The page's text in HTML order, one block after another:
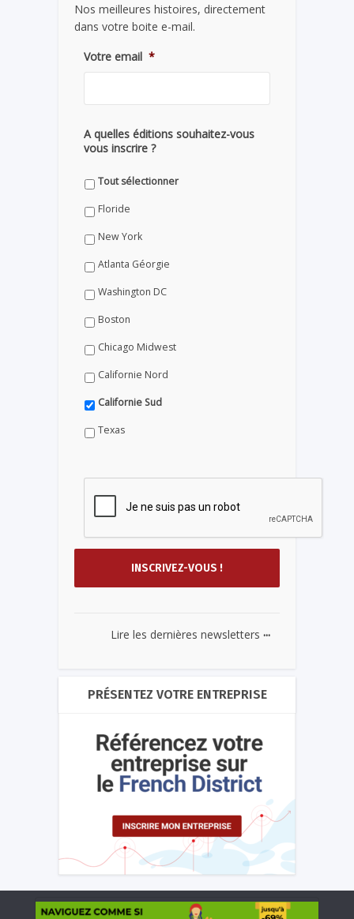
Nos meilleures histoires, directement
dans votre boite e-mail.
Votre email *
A quelles éditions souhaitez-vous
vous inscrire ?
Tout sélectionner
Floride
New York
Atlanta Géorgie
Washington DC
Boston
Chicago Midwest
Californie Nord
Californie Sud
Texas
Lire les dernières newsletters ...
PRÉSENTEZ VOTRE ENTREPRISE